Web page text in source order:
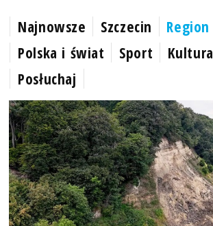
Najnowsze Szczecin
Region
Polska i świat
Sport Kultura
Posłuchaj